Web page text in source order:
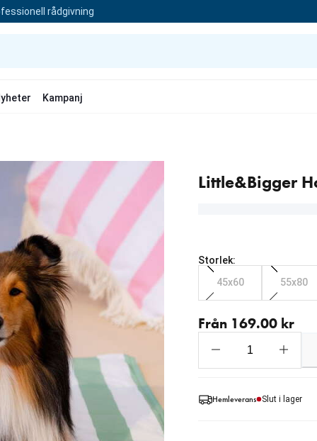
rådgivning
Kampanj
Little&Bigger
Storlek:
45x60
55x80
Från 169.00 kr
Hemleverans Slut i lager